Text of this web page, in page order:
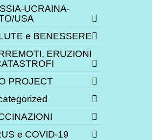
UCRAINA-
USA
e BENESSERE
ERUZIONI
PROJECT
e COVID-19